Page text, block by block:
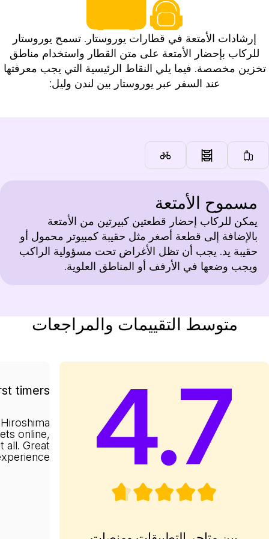
إرشادات الأمتعة في قطارات يوروستار. تسمح يوروستار
للركاب بإحضار الأمتعة على متن القطار واستخدام مناطق
تخزين مخصصة. فيما يلي النقاط الرئيسية التي يجب معرفتها
عند السفر عبر يوروستار بين لندن وليل:
مسموح الأمتعة
يمكن للركاب إحضار قطعتين كبيرتين من الأمتعة
بالإضافة إلى قطعة أصغر مثل حقيبة كمبيوتر محمول أو
حقيبة يد. يجب أن تظل الأغراض تحت مسؤولية الراكب
ويجب وضعها في الأرفف أو المناطق العلوية.
متوسط التقييمات والمراجعات
4.7
timers
online,
all. Great